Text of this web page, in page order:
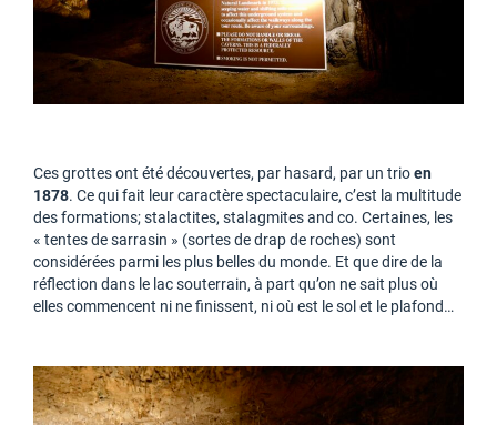
Ces grottes ont été découvertes, par hasard, par un trioen
1878. Ce qui fait leur caractère spectaculaire, c’est la multitude
des formations; stalactites, stalagmites and co. Certaines, les
« tentes de sarrasin » (sortes de drap de roches) sont
considérées parmi les plus belles du monde. Et que dire de la
réflection dans le lac souterrain, à part qu’on ne sait plus où
elles commencent ni ne finissent, ni où est le sol et le plafond…